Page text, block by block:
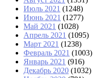
Июль 2021 (1248)
Июнь 2021 (1277)
Май 2021 (1028)
Апрель 2021 (1095)
Март 2021 (1238)
Февраль 2021 (1003)
Январь 2021 (916)
Декабрь 2020 (1032)